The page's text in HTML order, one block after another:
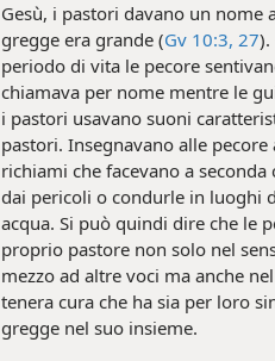
Gesù, i pastori davano un nome
gregge era grande (Gv 10:3, 27).
periodo di vita le pecore
chiamava per nome mentre le
i pastori usavano suoni
pastori. Insegnavano alle
richiami che facevano a
dai pericoli o condurle in luoghi
acqua. Si può quindi dire che le
proprio pastore non solo nel
mezzo ad altre voci ma anche
tenera cura che ha sia per loro
gregge nel suo insieme.